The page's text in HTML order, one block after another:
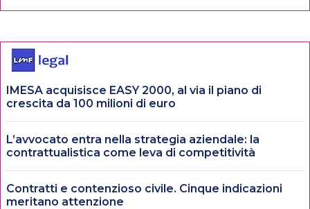
IMESA acquisisce EASY 2000, al via il piano di
crescita da 100 milioni di euro
L’avvocato entra nella strategia aziendale: la
contrattualistica come leva di competitività
Contratti e contenzioso civile. Cinque indicazioni
meritano attenzione